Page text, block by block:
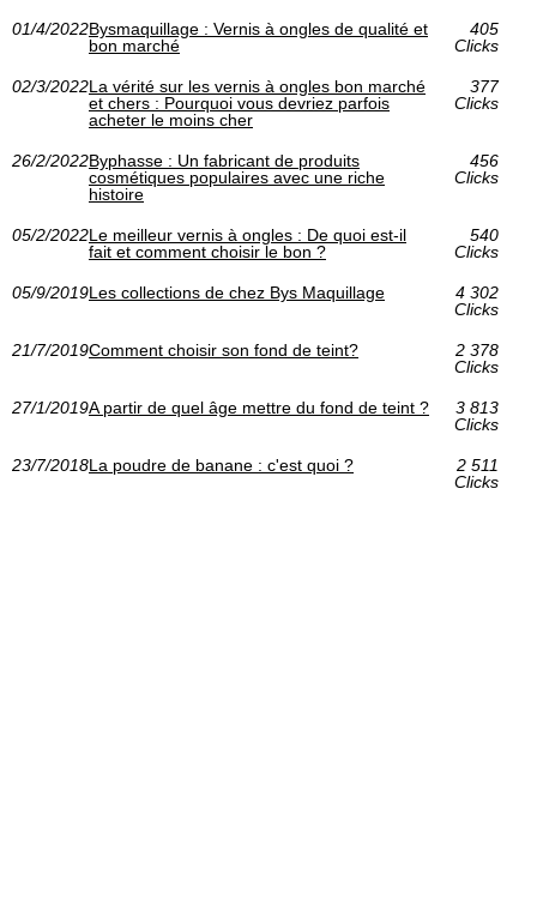
01/4/2022Bysmaquillage : Vernis à ongles de qualité et
bon marché
405
Clicks
02/3/2022La vérité sur les vernis à ongles bon marché
et chers : Pourquoi vous devriez parfois
acheter le moins cher
377
Clicks
26/2/2022Byphasse : Un fabricant de produits
cosmétiques populaires avec une riche
histoire
456
Clicks
05/2/2022Le meilleur vernis à ongles : De quoi est-il
fait et comment choisir le bon ?
540
Clicks
05/9/2019Les collections de chez Bys Maquillage
4 302
Clicks
21/7/2019Comment choisir son fond de teint?
2 378
Clicks
27/1/2019A partir de quel âge mettre du fond de teint ?
3 813
Clicks
23/7/2018La poudre de banane : c'est quoi ?
2 511
Clicks